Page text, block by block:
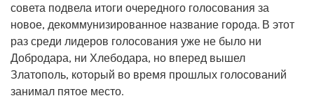
совета подвела итоги очередного голосования за
новое, декоммунизированное название города. В этот
раз среди лидеров голосования уже не было ни
Добродара, ни Хлебодара, но вперед вышел
Златополь, который во время прошлых голосований
занимал пятое место.